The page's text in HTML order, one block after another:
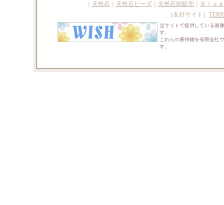
天然石 天然石ビーズ 天然石卸販売
Ｂｌｏｇ
［友好サイト］
当サイトで提供している画
す。
これらの著作物を有限会社
す。